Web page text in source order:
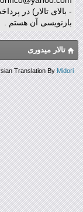
- بالای تالار) در
بازنویسی آن هستم .
تالار میدوری
Translation ByMidori